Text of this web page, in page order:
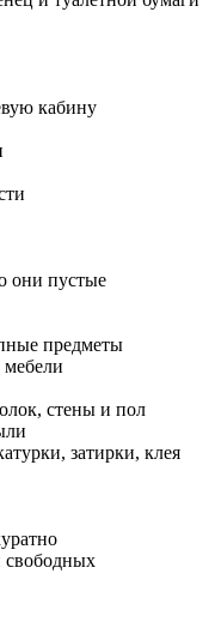
кабину
они пустые
предметы
стены и пол
затирки, клея
свободных